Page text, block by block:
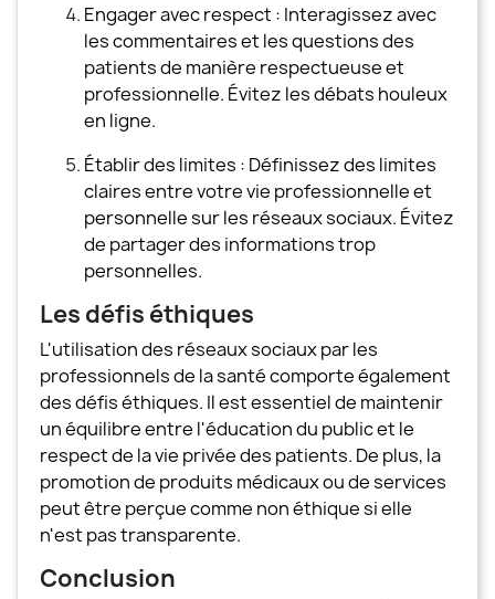
Engager avec respect : Interagissez avec
les commentaires et les questions des
patients de manière respectueuse et
professionnelle. Évitez les débats houleux
en ligne.
Établir des limites : Définissez des limites
claires entre votre vie professionnelle et
personnelle sur les réseaux sociaux. Évitez
de partager des informations trop
personnelles.
Les défis éthiques
L'utilisation des réseaux sociaux par les
professionnels de la santé comporte également
des défis éthiques. Il est essentiel de maintenir
un équilibre entre l'éducation du public et le
respect de la vie privée des patients. De plus, la
promotion de produits médicaux ou de services
peut être perçue comme non éthique si elle
n'est pas transparente.
Conclusion